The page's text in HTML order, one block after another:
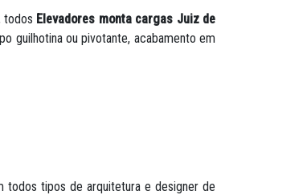
todos Elevadores monta cargas Juiz de
guilhotina ou pivotante, acabamento em
todos tipos de arquitetura e designer de